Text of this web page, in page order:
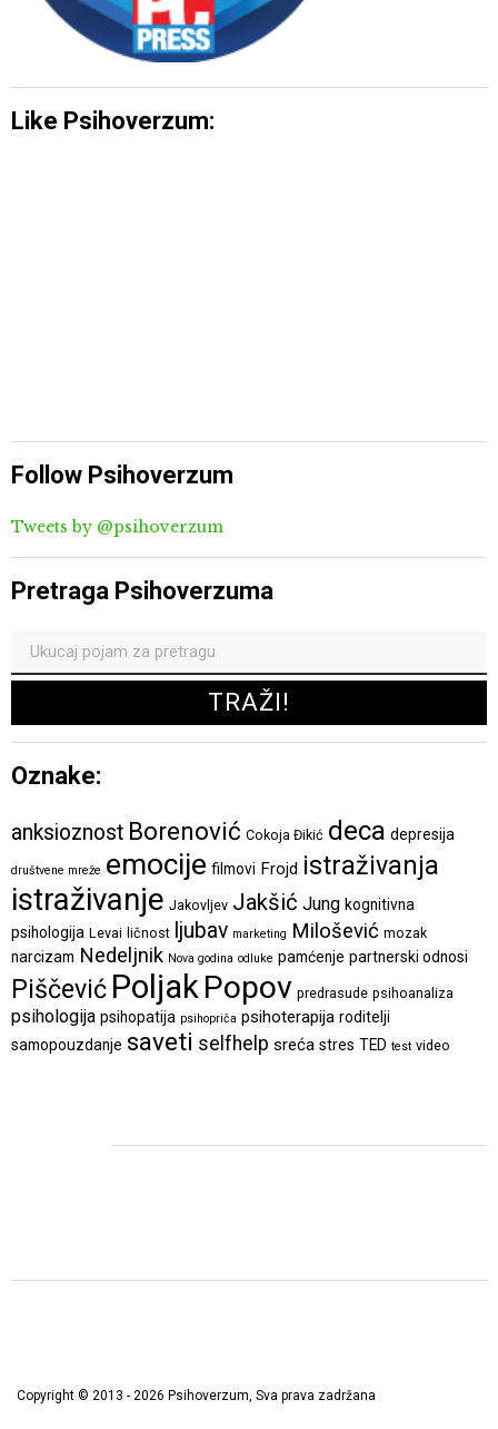
Like Psihoverzum:
Follow Psihoverzum
Tweets by @psihoverzum
Pretraga Psihoverzuma
Oznake:
anksioznost Borenović Cokoja Đikić deca depresija
društvene mreže emocije filmovi Frojd istraživanja
istraživanje Jakovljev Jakšić Jung kognitivna
psihologija Levai ličnost ljubav marketing Milošević mozak
narcizam Nedeljnik Nova godina odluke pamćenje partnerski odnosi
Piščević PoljakPopov predrasude psihoanaliza
psihologija psihopatija psihopriča psihoterapija roditelji
samopouzdanje saveti selfhelp sreća stres TED test video
Copyright © 2013 - 2026 Psihoverzum, Sva prava zadržana